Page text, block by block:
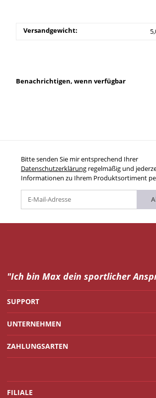
Versandgewicht:
Benachrichtigen, wenn verfügbar
Bitte senden Sie mir entsprechend Ihrer
Datenschutzerklärung regelmäßig und
Informationen zu Ihrem Produktsortiment
"Ich bin Max dein sportlicher
SUPPORT
UNTERNEHMEN
ZAHLUNGSARTEN
FILIALE